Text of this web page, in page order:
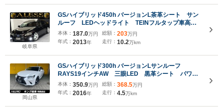
岐阜県
GSハイブリッド450h バージョンL茶革シート サン
ルーフ LEDヘッドライト TEINフルタップ車高
調 オートクチュール19インチアルミホイール リア
ディフューザー Bluetoothオーディオ クルーズコ
ントロール リアストレートマフラー
本体： 187.0万円
年式： 2013年
総額： 203万円
走行： 10.2万km
岡山県
GSハイブリッド300h バージョンLサンルーフ
RAYS19インチAW 三眼LED 黒革シート パワー
トランク HUD シートメモリー シートヒータ
ー シートエアコン クリアランスソナー 後席コン
トロールパネル BSM AHS
本体： 350.9万円
年式： 2016年
総額： 368.5万円
走行： 4.5万km